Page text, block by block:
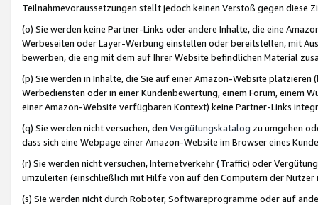
Teilnahmevoraussetzungen stellt jedoch keinen Verstoß gegen diese
(o) Sie werden keine Partner-Links oder andere Inhalte, die eine
Werbeseiten oder Layer-Werbung einstellen oder bereitstellen, mit
bewerben, die eng mit dem auf Ihrer Website befindlichen Material
(p) Sie werden in Inhalte, die Sie auf einer Amazon-Website
Werbediensten oder in einer Kundenbewertung, einem Forum, einem
einer Amazon-Website verfügbaren Kontext) keine Partner-Links
(q) Sie werden nicht versuchen, den Vergütungskatalog zu umgehen
dass sich eine Webpage einer Amazon-Website im Browser eines
(r) Sie werden nicht versuchen, Internetverkehr (Traffic) oder
umzuleiten (einschließlich mit Hilfe von auf den Computern der
(s) Sie werden nicht durch Roboter, Softwareprogramme oder auf